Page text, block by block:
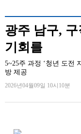
광주 남구, 구
기회를
5~25주 과정 ‘청년 도전
방 제공
2026년04월09일 10시10분